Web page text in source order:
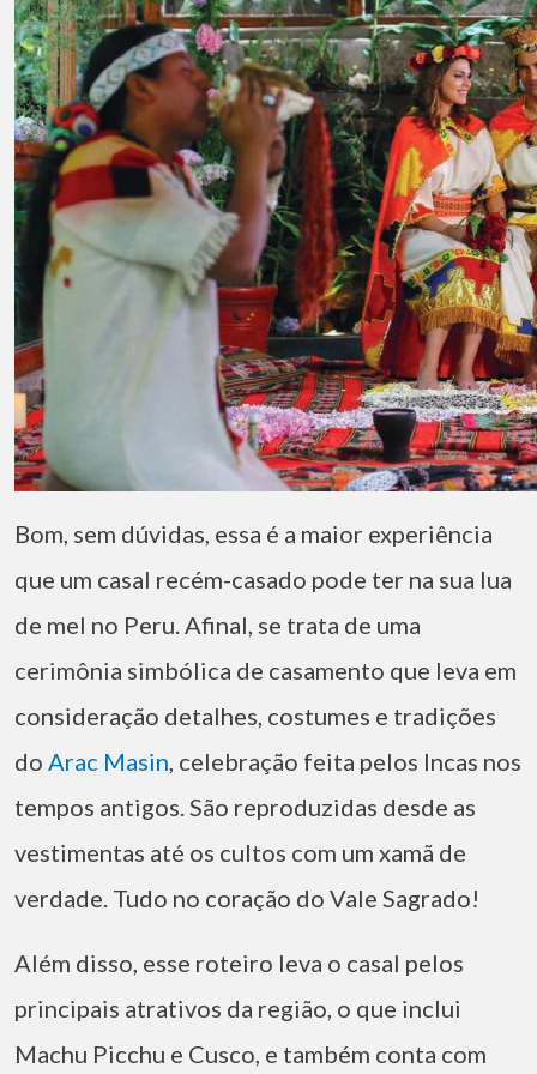
Bom, sem dúvidas, essa é a maior experiência
que um casal recém-casado pode ter na sua lua
de mel no Peru. Afinal, se trata de uma
cerimônia simbólica de casamento que leva em
consideração detalhes, costumes e tradições
do Arac Masin, celebração feita pelos Incas nos
tempos antigos. São reproduzidas desde as
vestimentas até os cultos com um xamã de
verdade. Tudo no coração do Vale Sagrado!
Além disso, esse roteiro leva o casal pelos
principais atrativos da região, o que inclui
Machu Picchu e Cusco, e também conta com